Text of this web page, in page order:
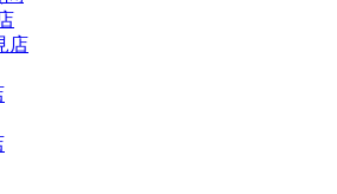
店